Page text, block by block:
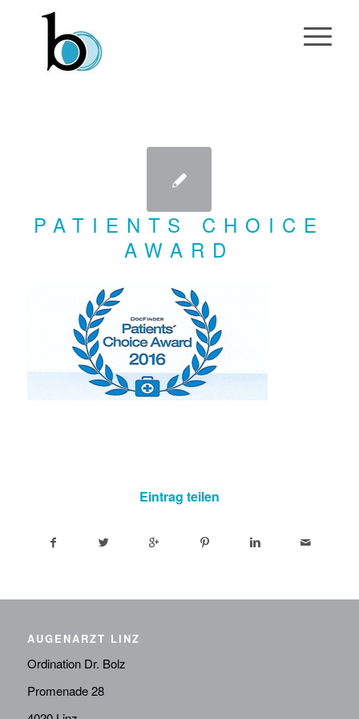
PATIENTS CHOICE
AWARD
Eintrag teilen
AUGENARZT LINZ
Ordination Dr. Bolz
Promenade 28